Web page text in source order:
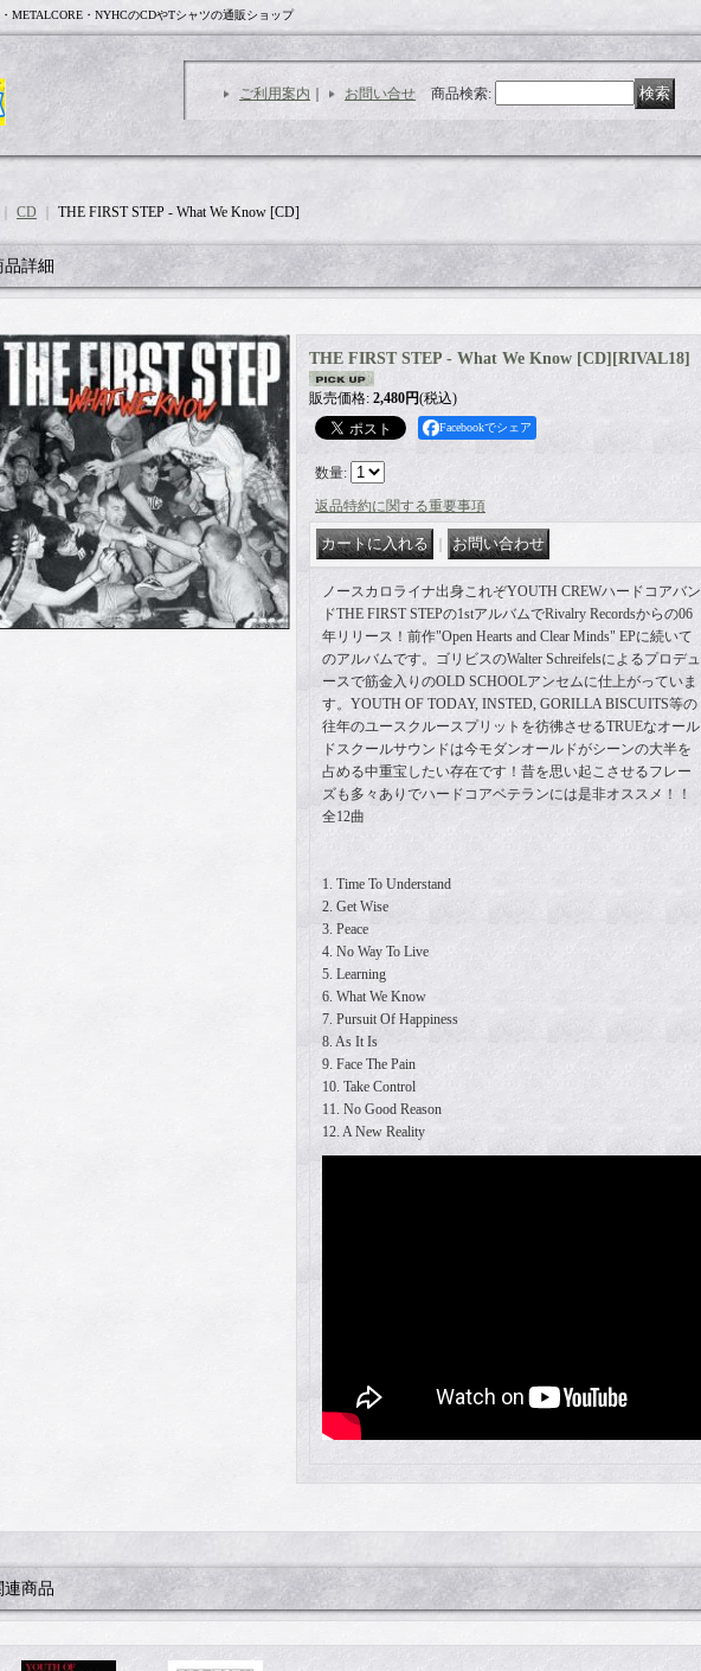
METALCORE・NYHCのCDやTシャツの通販ショップ
ご利用案内 お問い合せ 商品検索:
CD THE FIRST STEP - What We Know [CD]
品詳細
THE FIRST STEP - What We Know [CD] [RIVAL18]
販売価格: 2,480円(税込)
Facebookでシェア
数量:
返品特約に関する重要事項
ノースカロライナ出身これぞYOUTH CREWハードコアバン
ドTHE FIRST STEPの1stアルバムでRivalry Recordsからの06
年リリース！前作"Open Hearts and Clear Minds" EPに続いて
のアルバムです。ゴリビスのWalter Schreifelsによるプロデュ
ースで筋金入りのOLD SCHOOLアンセムに仕上がっていま
す。YOUTH OF TODAY, INSTED, GORILLA BISCUITS等の
往年のユースクルースプリットを彷彿させるTRUEなオール
ドスクールサウンドは今モダンオールドがシーンの大半を
占める中重宝したい存在です！昔を思い起こさせるフレー
ズも多々ありでハードコアベテランには是非オススメ！！
全12曲
1. Time To Understand
2. Get Wise
3. Peace
4. No Way To Live
5. Learning
6. What We Know
7. Pursuit Of Happiness
8. As It Is
9. Face The Pain
10. Take Control
11. No Good Reason
12. A New Reality
連商品